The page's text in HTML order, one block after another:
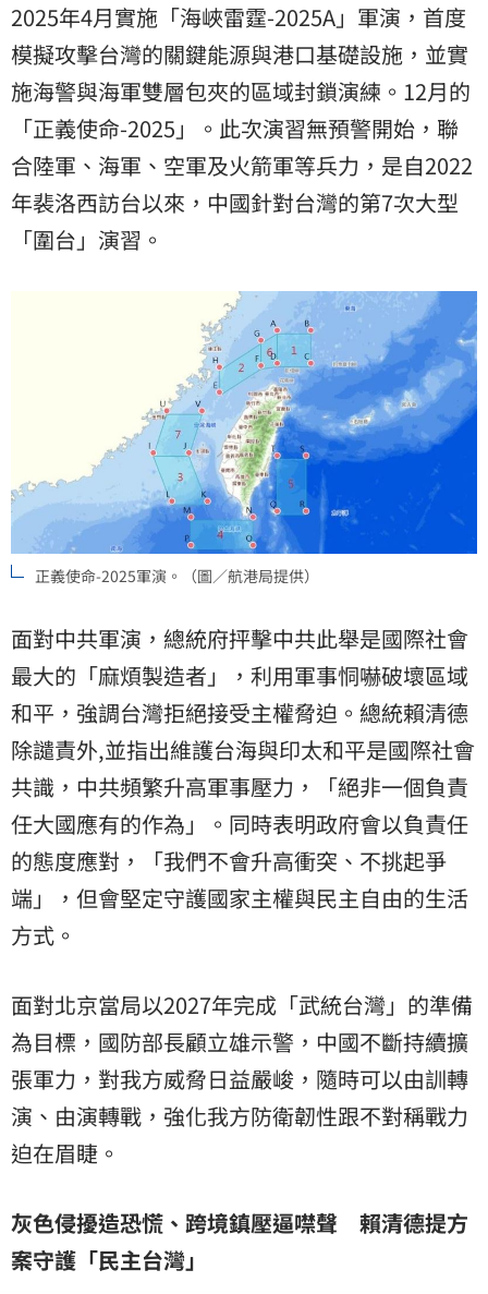
2025年4月實施「海峽雷霆-2025A」軍演，首度
模擬攻擊台灣的關鍵能源與港口基礎設施，並實
施海警與海軍雙層包夾的區域封鎖演練。12月的
「正義使命-2025」。此次演習無預警開始，聯
合陸軍、海軍、空軍及火箭軍等兵力，是自2022
年裴洛西訪台以來，中國針對台灣的第7次大型
「圍台」演習。
正義使命-2025軍演。（圖／航港局提供）
面對中共軍演，總統府抨擊中共此舉是國際社會
最大的「麻煩製造者」，利用軍事恫嚇破壞區域
和平，強調台灣拒絕接受主權脅迫。總統賴清德
除譴責外,並指出維護台海與印太和平是國際社會
共識，中共頻繁升高軍事壓力，「絕非一個負責
任大國應有的作為」。同時表明政府會以負責任
的態度應對，「我們不會升高衝突、不挑起爭
端」，但會堅定守護國家主權與民主自由的生活
方式。
面對北京當局以2027年完成「武統台灣」的準備
為目標，國防部長顧立雄示警，中國不斷持續擴
張軍力，對我方威脅日益嚴峻，隨時可以由訓轉
演、由演轉戰，強化我方防衛韌性跟不對稱戰力
迫在眉睫。
灰色侵擾造恐慌、跨境鎮壓逼噤聲 賴清德提方
案守護「民主台灣」